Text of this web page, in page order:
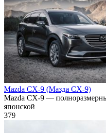
Mazda CX-9 (Мазда СХ-9)
Mazda CX-9 —
японской
379